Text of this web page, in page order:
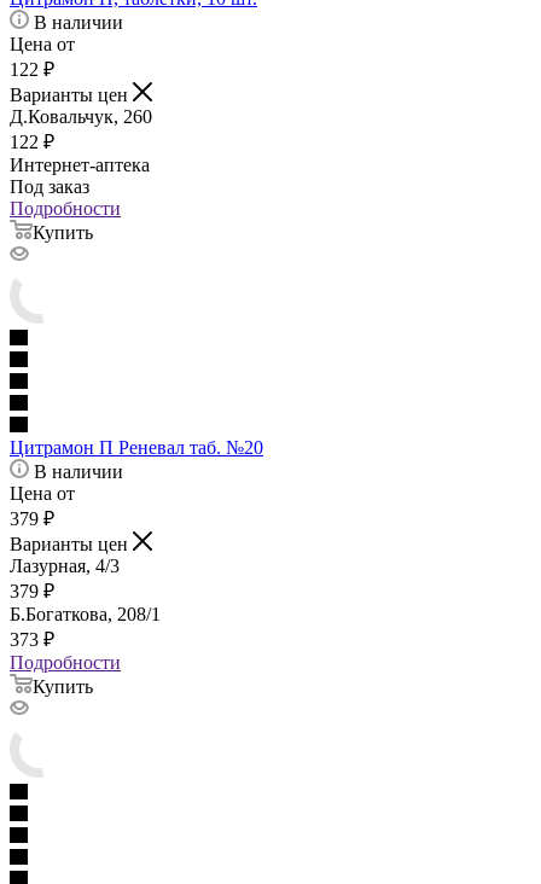
В наличии
Цена от
122 ₽
Варианты цен
Д.Ковальчук, 260
122 ₽
Интернет-аптека
Под заказ
Подробности
Купить
Цитрамон П Реневал таб. №20
В наличии
Цена от
379 ₽
Варианты цен
Лазурная, 4/3
379 ₽
Б.Богаткова, 208/1
373 ₽
Подробности
Купить